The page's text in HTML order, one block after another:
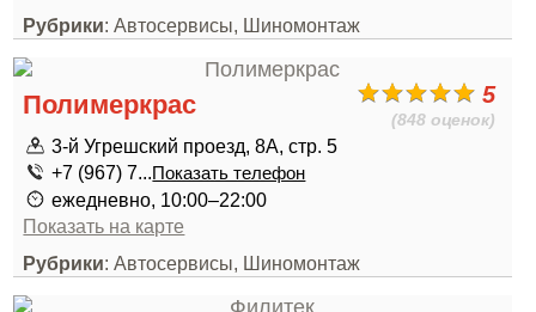
Рубрики: Автосервисы, Шиномонтаж
5
(848 оценок)
Полимеркрас
3-й Угрешский проезд, 8А, стр. 5
+7 (967) 7...Показать телефон
ежедневно, 10:00–22:00
Показать на карте
Рубрики: Автосервисы, Шиномонтаж